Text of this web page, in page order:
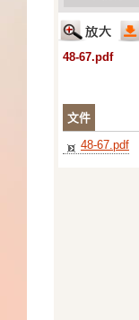
48-67.pdf
文件
48-67.pdf